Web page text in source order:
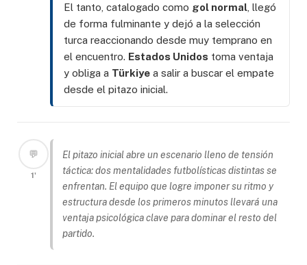
El tanto, catalogado como gol normal , llegó
de forma fulminante y dejó a la selección
turca reaccionando desde muy temprano en
el encuentro. Estados Unidos toma ventaja
y obliga a Türkiye a salir a buscar el empate
desde el pitazo inicial.
💬
1'
El pitazo inicial abre un escenario lleno de tensión
táctica: dos mentalidades futbolísticas distintas se
enfrentan. El equipo que logre imponer su ritmo y
estructura desde los primeros minutos llevará una
ventaja psicológica clave para dominar el resto del
partido.